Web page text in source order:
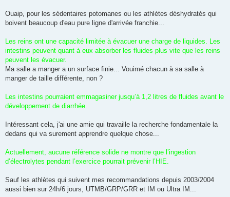
Ouaip, pour les sédentaires potomanes ou les athlètes déshydratés qui
boivent beaucoup d'eau pure ligne d'arrivée franchie...
Les reins ont une capacité limitée à évacuer une charge de liquides. Les
intestins peuvent quant à eux absorber les fluides plus vite que les reins
peuvent les évacuer.
Ma salle a manger a un surface finie... Vouimé chacun à sa salle à
manger de taille différente, non ?
Les intestins pourraient emmagasiner jusqu’à 1,2 litres de fluides avant le
développement de diarrhée.
Intéressant cela, j'ai une amie qui travaille la recherche fondamentale la
dedans qui va surement apprendre quelque chose...
Actuellement, aucune référence solide ne montre que l’ingestion
d’électrolytes pendant l’exercice pourrait prévenir l’HIE.
Sauf les athlètes qui suivent mes recommandations depuis 2003/2004
aussi bien sur 24h/6 jours, UTMB/GRP/GRR et IM ou Ultra IM...